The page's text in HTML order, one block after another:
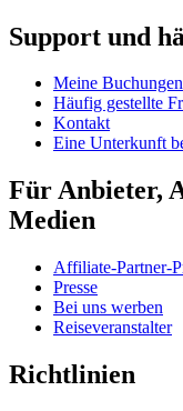
Support und
Meine Buchungen
Häufig gestellte
Kontakt
Eine Unterkunft
Für Anbieter,
Medien
Affiliate-Partner-
Presse
Bei uns werben
Reiseveranstalter
Richtlinien